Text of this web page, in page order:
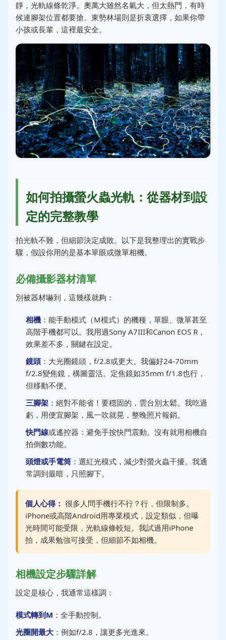
靜，光軌線條乾淨。奧萬大雖然名氣大，但太熱門，有時
候連腳架位置都要搶。東勢林場則是折衷選擇，如果你帶
小孩或長輩，這裡最安全。
如何拍攝螢火蟲光軌：從器材到設
定的完整教學
拍光軌不難，但細節決定成敗。以下是我整理出的實戰步
驟，假設你用的是基本單眼或微單相機。
必備攝影器材清單
別被器材嚇到，這幾樣就夠：
相機 ：能手動模式（M模式）的機種，單眼、微單甚至
高階手機都可以。我用過Sony A7III和Canon EOS R，
效果差不多，關鍵在設定。
鏡頭 ：大光圈鏡頭，f/2.8或更大。我偏好24-70mm
f/2.8變焦鏡，構圖靈活。定焦鏡如35mm f/1.8也行，
但移動不便。
三腳架 ：絕對不能省！要穩固的，雲台別太鬆。我吃過
虧，用便宜腳架，風一吹就晃，整晚照片報銷。
快門線或遙控器：避免手按快門震動。沒有就用相機自
拍倒數功能。
頭燈或手電筒 ：選紅光模式，減少對螢火蟲干擾。我通
常調到最暗，只照腳下。
個人心得： 很多人問手機行不行？行，但限制多。
iPhone或高階Android用專業模式，設定類似，但曝
光時間可能受限，光軌線條較短。我試過用iPhone
拍，成果勉強可接受，但細節不如相機。
相機設定步驟詳解
設定是核心，我通常這樣調：
模式轉到M ：全手動控制。
光圈開最大 ：例如f/2.8，讓更多光進來。